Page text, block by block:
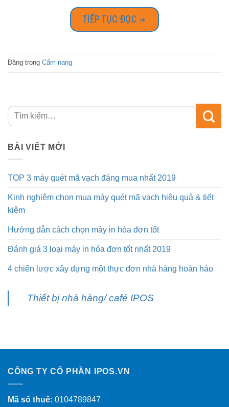
TIẾP TỤC ĐỌC →
Đăng trong Cẩm nang
BÀI VIẾT MỚI
TOP 3 máy quét mã vạch đáng mua nhất 2019
Kinh nghiệm chọn mua máy quét mã vạch hiệu quả & tiết
kiệm
Hướng dẫn cách chọn máy in hóa đơn tốt
Đánh giá 3 loại máy in hóa đơn tốt nhất 2019
4 chiến lược xây dựng một thực đơn nhà hàng hoàn hảo
Thiết bị nhà hàng/ café IPOS
CÔNG TY CỔ PHẦN IPOS.VN
Mã số thuế: 0104789847